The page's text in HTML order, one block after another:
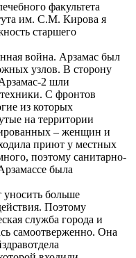
факультета
им. С.М. Кирова я
старшего
война. Арзамас был
узлов. В сторону
2 шли
С фронтов
из которых
на территории
– женщин и
приют у местных
поэтому санитарно-
была
больше
Поэтому
служба города и
самоотверженно. Она